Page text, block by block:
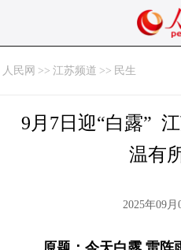
人民网 >> 江苏频道 >> 民生
9月7日迎“白露”
温有
2025年09月